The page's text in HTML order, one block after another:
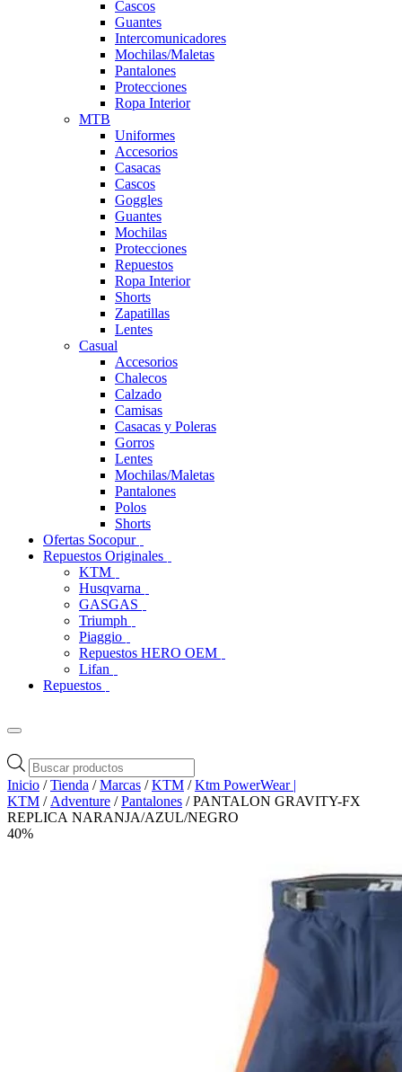
Cascos
Guantes
Intercomunicadores
Mochilas/Maletas
Pantalones
Protecciones
Ropa Interior
MTB
Uniformes
Accesorios
Casacas
Cascos
Goggles
Guantes
Mochilas
Protecciones
Repuestos
Ropa Interior
Shorts
Zapatillas
Lentes
Casual
Accesorios
Chalecos
Calzado
Camisas
Casacas y Poleras
Gorros
Lentes
Mochilas/Maletas
Pantalones
Polos
Shorts
Ofertas Socopur
Repuestos Originales
KTM
Husqvarna
GASGAS
Triumph
Piaggio
Repuestos HERO OEM
Lifan
Repuestos
Búsqueda
de
productos
Inicio /Tienda /Marcas /KTM /Ktm PowerWear |
KTM / Adventure /Pantalones / PANTALON GRAVITY-FX
REPLICA NARANJA/AZUL/NEGRO
40%